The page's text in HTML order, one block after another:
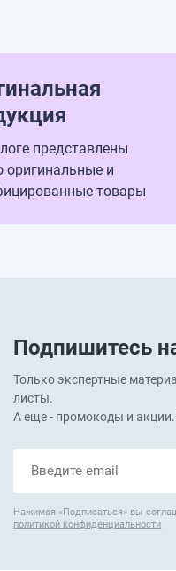
представлены
оригинальные и
товары
Подпишитесь
Только экспертные
листы.
А еще - промокоды и
Нажимая «Подписаться» вы
политикой конфиденциальности